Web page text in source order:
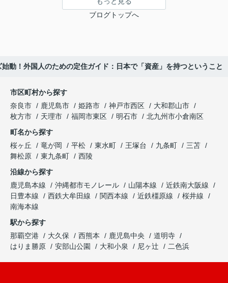
ブログトップへ
動！外国人のための定住ガイド：日本で「資産」を持つということ
市区町村から探す
奈良市
鹿児島市 姫路市 神戸市西区
大和郡山市
枚方市
天理市 福岡市東区 明石市
北九州市小倉南区
町名から探す
桜ヶ丘
竜が岡 平松 東水町 王塚台 九条町
三苫
舞松原
東九条町
西陵
沿線から探す
鹿児島本線
沖縄都市モノレール 山陽本線
近鉄南大阪線
日豊本線
西鉄大牟田線 関西本線 近鉄橿原線
桜井線
南海本線
駅から探す
那覇空港
大久保 西熊本 鹿児島中央
道明寺
はりま勝原
安部山公園 大和小泉 尼ヶ辻 二色浜